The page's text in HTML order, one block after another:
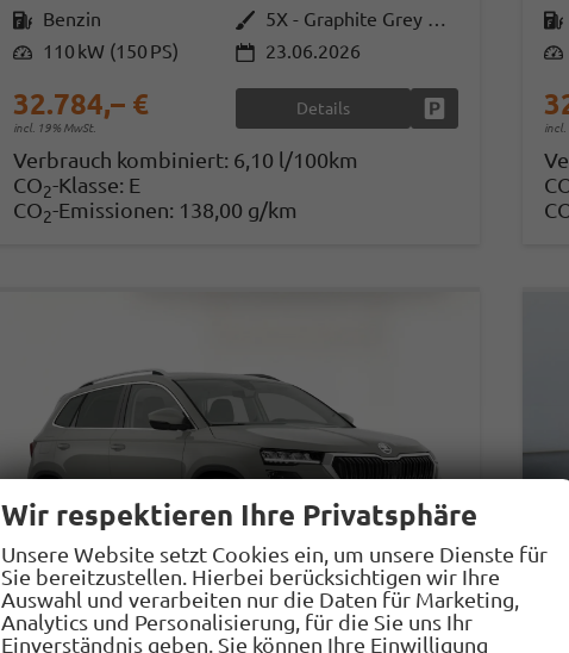
Kraftstoff Benzin Außenfarbe
5X - Graphite Grey Met.
Leistung 110 kW (150 PS) 23.06.2026
32.784,– €
incl. 19% MwSt.
Details Fahrzeug parken
Verbrauch kombiniert: 6,10 l/100km
CO2-Klasse: E
CO2-Emissionen: 138,00 g/km
Kraftstoff
Leistung
incl.
Wir respektieren Ihre Privatsphäre
Unsere Website setzt Cookies ein, um unsere Dienste für
Sie bereitzustellen. Hierbei berücksichtigen wir Ihre
Auswahl und verarbeiten nur die Daten für Marketing,
Analytics und Personalisierung, für die Sie uns Ihr
Einverständnis geben. Sie können Ihre Einwilligung